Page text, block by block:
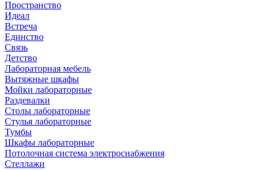
Пространство
Идеал
Встреча
Единство
Связь
Детство
Лабораторная мебель
Вытяжные шкафы
Мойки лабораторные
Раздевалки
Столы лабораторные
Стулья лабораторные
Тумбы
Шкафы лабораторные
Потолочная система электроснабжения
Стеллажи